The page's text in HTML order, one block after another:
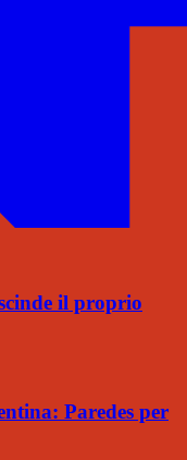
il proprio
Paredes per